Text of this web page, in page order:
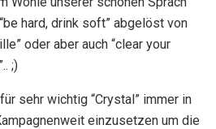
hard, drink soft” abgelöst von
oder aber auch “clear your
;)
sehr wichtig “Crystal” immer in
einzusetzen um die